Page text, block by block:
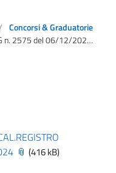
Concorsi & Graduatorie
per titoli ed esami per l’accesso ai ruoli del personale docente della scuola secondaria di primo e di secondo grado su posto comune e di sostegno – II Rettifica commissione classe di concorso A022.
(416 kB)